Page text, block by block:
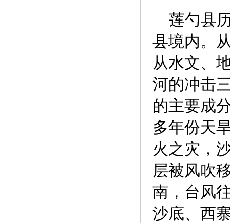
莲勺县
县境内。
从水文、
河的冲击
的主要成
多年份天
火之灾，
层被风吹
南，台风
沙底、西